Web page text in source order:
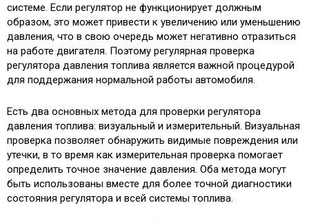
системе. Если регулятор не функционирует должным
образом, это может привести к увеличению или уменьшению
давления, что в свою очередь может негативно отразиться
на работе двигателя. Поэтому регулярная проверка
регулятора давления топлива является важной процедурой
для поддержания нормальной работы автомобиля.
Есть два основных метода для проверки регулятора
давления топлива: визуальный и измерительный. Визуальная
проверка позволяет обнаружить видимые повреждения или
утечки, в то время как измерительная проверка помогает
определить точное значение давления. Оба метода могут
быть использованы вместе для более точной диагностики
состояния регулятора и всей системы топлива.